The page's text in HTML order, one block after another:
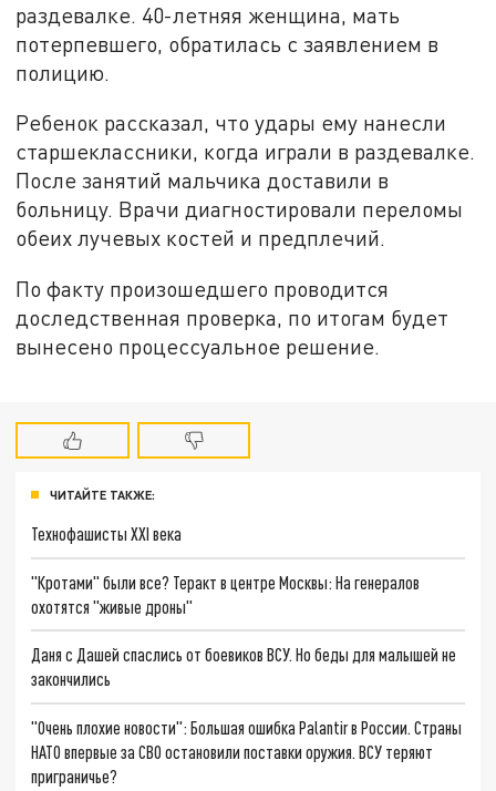
раздевалке. 40-летняя женщина, мать
потерпевшего, обратилась с заявлением в
полицию.
Ребенок рассказал, что удары ему нанесли
старшеклассники, когда играли в раздевалке.
После занятий мальчика доставили в
больницу. Врачи диагностировали переломы
обеих лучевых костей и предплечий.
По факту произошедшего проводится
доследственная проверка, по итогам будет
вынесено процессуальное решение.
ЧИТАЙТЕ ТАКЖЕ:
Технофашисты XXI века
"Кротами" были все? Теракт в центре Москвы: На генералов
охотятся "живые дроны"
Даня с Дашей спаслись от боевиков ВСУ. Но беды для малышей не
закончились
"Очень плохие новости": Большая ошибка Palantir в России. Страны
НАТО впервые за СВО остановили поставки оружия. ВСУ теряют
приграничье?